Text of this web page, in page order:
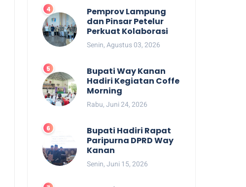
Pemprov Lampung
dan Pinsar Petelur
Perkuat Kolaborasi
Senin, Agustus 03, 2026
Bupati Way Kanan
Hadiri Kegiatan Coffe
Morning
Rabu, Juni 24, 2026
Bupati Hadiri Rapat
Paripurna DPRD Way
Kanan
Senin, Juni 15, 2026